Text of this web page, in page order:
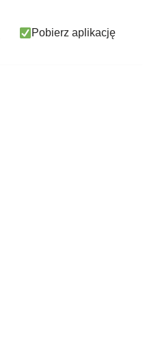
Pobierz aplikację